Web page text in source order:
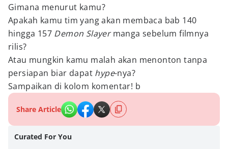
Gimana menurut kamu?
Apakah kamu tim yang akan membaca bab 140
hingga 157 Demon Slayermanga sebelum filmnya
rilis?
Atau mungkin kamu malah akan menonton tanpa
persiapan biar dapat hype-nya?
Sampaikan di kolom komentar! b
Share Article
Curated For You